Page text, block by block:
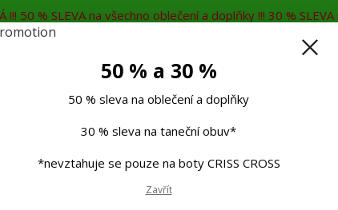
!!! 50 % SLEVA na všechno oblečení a doplňky !!! 30 %
Rádi Vám poradíme
dres D014 - citronová / černá
50 % a 30 %
50 % sleva na oblečení a doplňky
30 % sleva na taneční obuv*
*nevztahuje se pouze na boty CRISS CROSS
Zavřít